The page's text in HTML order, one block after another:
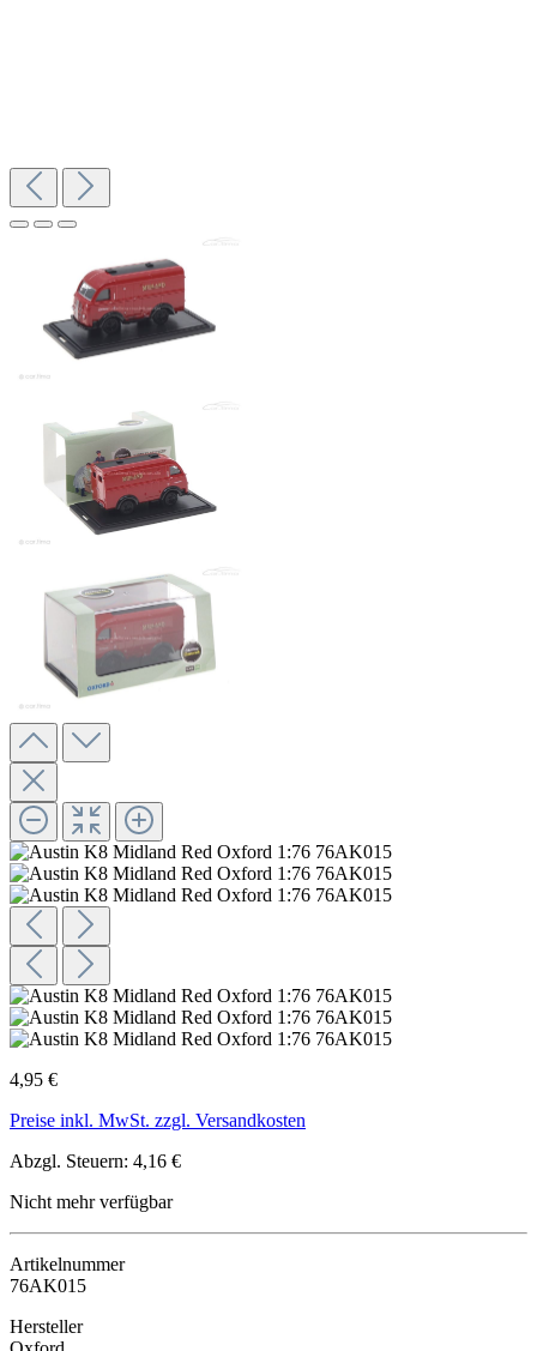
4,95 €
Preise inkl. MwSt. zzgl. Versandkosten
Abzgl. Steuern: 4,16 €
Nicht mehr verfügbar
Artikelnummer
76AK015
Hersteller